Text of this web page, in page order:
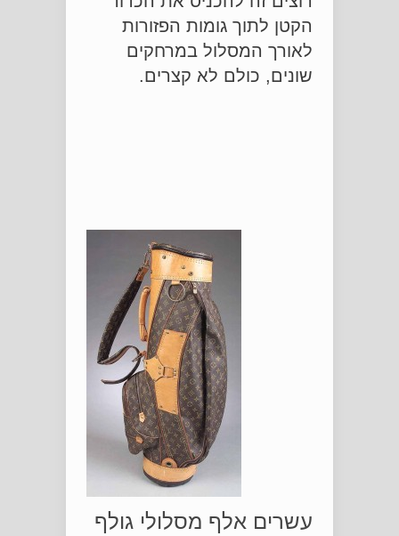
הקטן לתוך גומות הפזורות
לאורך המסלול במרחקים
שונים, כולם לא קצרים.
עשרים אלף מסלולי גולף